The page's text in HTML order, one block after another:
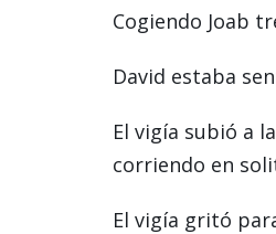
Cogiendo Joab
David estaba
El vigía subió a
corriendo en
El vigía gritó